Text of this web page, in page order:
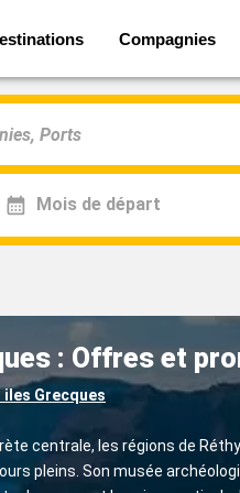
Compagnies
Mois de départ
: Offres et
Grecques
centrale, les régions de
pleins. Son musée